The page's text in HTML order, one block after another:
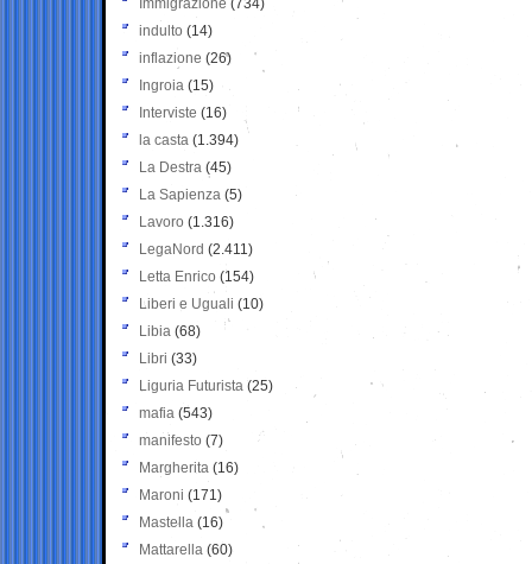
Immigrazione (734)
indulto (14)
inflazione (26)
Ingroia (15)
Interviste (16)
la casta (1.394)
La Destra (45)
La Sapienza (5)
Lavoro (1.316)
LegaNord (2.411)
Letta Enrico (154)
Liberi e Uguali (10)
Libia (68)
Libri (33)
Liguria Futurista (25)
mafia (543)
manifesto (7)
Margherita (16)
Maroni (171)
Mastella (16)
Mattarella (60)